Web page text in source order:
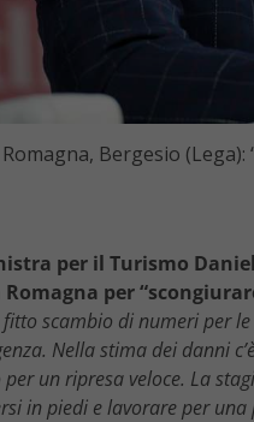
Romagna, Bergesio
per il Turismo
Romagna per
fitto scambio di numeri per
Nella stima dei danni
un ripresa veloce. La
in piedi e lavorare per